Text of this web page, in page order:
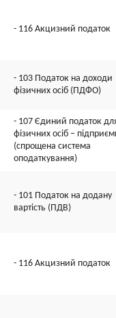
- 116 Акцизний податок
- 103 Податок на доходи
фізичних осіб (ПДФО)
- 107 Єдиний податок
фізичних осіб –
(спрощена система
оподаткування)
- 101 Податок на додану
вартість (ПДВ)
- 116 Акцизний податок